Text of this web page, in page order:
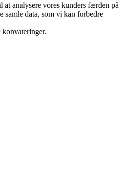
analysere vores kunders færden på
samle data, som vi kan forbedre